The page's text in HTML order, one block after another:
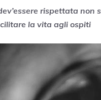
rispettata
la vita agli ospiti